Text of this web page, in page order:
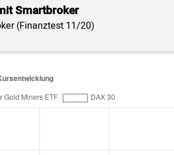
Smartbroker
(Finanztest 11/20)